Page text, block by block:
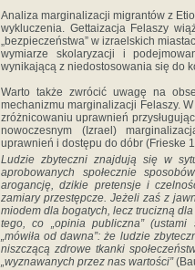
Analiza marginalizacji migrantów z
wykluczenia. Gettaizacja Felaszy
„bezpieczeństwa” w izraelskich
wymiarze skolaryzacji i
wynikającą z niedostosowania się do
Warto także zwrócić uwagę na
mechanizmu marginalizacji Felaszy.
zróżnicowaniu uprawnień
nowoczesnym (Izrael)
uprawnień i dostępu do dóbr (Frieske
Ludzie zbyteczni znajdują się w
aprobowanych społecznie
arogancję, dzikie pretensje i
zamiary przestępcze. Jeżeli zaś z
miodem dla bogatych, lecz trucizną
tego, co „opinia publiczna” (ustami
„mówiła od dawna”: że ludzie
niszczącą zdrowe tkanki
„wyznawanych przez nas wartości”